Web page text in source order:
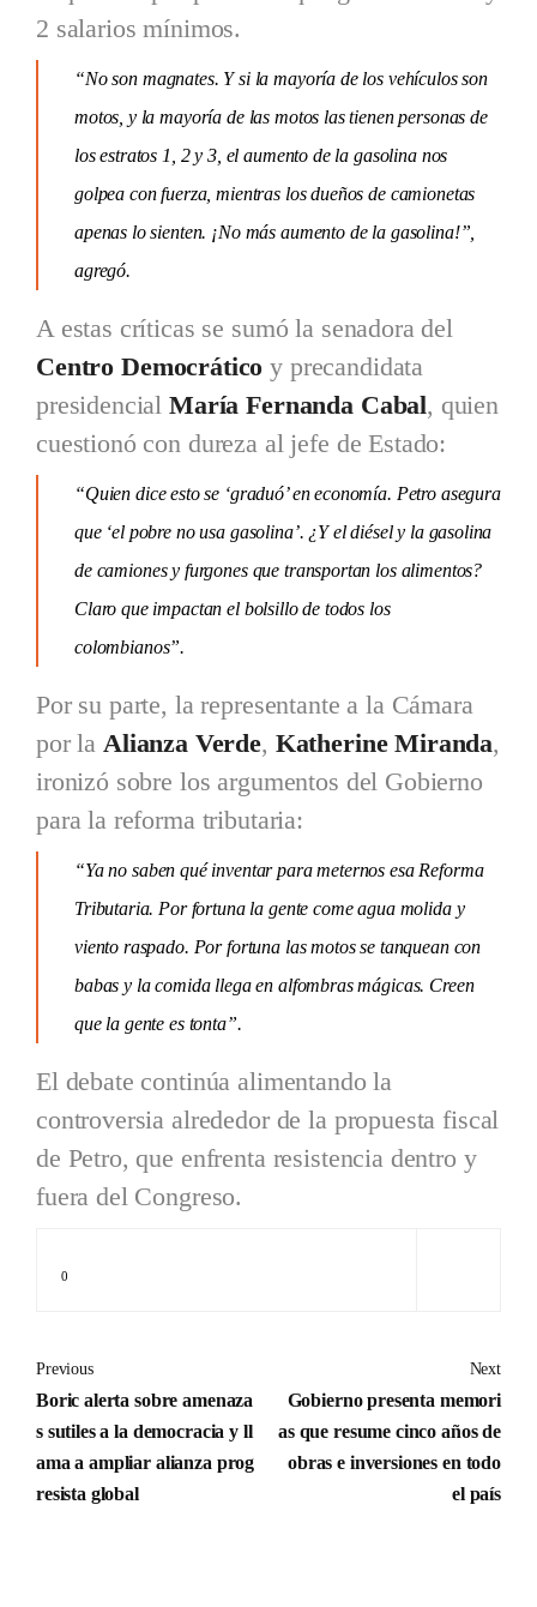
2 salarios mínimos.
“No son magnates. Y si la mayoría de los vehículos son
motos, y la mayoría de las motos las tienen personas de
los estratos 1, 2 y 3, el aumento de la gasolina nos
golpea con fuerza, mientras los dueños de camionetas
apenas lo sienten. ¡No más aumento de la gasolina!”,
agregó.
A estas críticas se sumó la senadora del
Centro Democrático y precandidata
presidencialMaría Fernanda Cabal, quien
cuestionó con dureza al jefe de Estado:
“Quien dice esto se ‘graduó’ en economía. Petro asegura
que ‘el pobre no usa gasolina’. ¿Y el diésel y la gasolina
de camiones y furgones que transportan los alimentos?
Claro que impactan el bolsillo de todos los
colombianos”.
Por su parte, la representante a la Cámara
por la Alianza Verde, Katherine Miranda,
ironizó sobre los argumentos del Gobierno
para la reforma tributaria:
“Ya no saben qué inventar para meternos esa Reforma
Tributaria. Por fortuna la gente come agua molida y
viento raspado. Por fortuna las motos se tanquean con
babas y la comida llega en alfombras mágicas. Creen
que la gente es tonta”.
El debate continúa alimentando la
controversia alrededor de la propuesta fiscal
de Petro, que enfrenta resistencia dentro y
fuera del Congreso.
0
Previous
Boric alerta sobre amenaza
s sutiles a la democracia y ll
ama a ampliar alianza prog
resista global
Next
Gobierno presenta memori
as que resume cinco años de
obras e inversiones en todo
el país